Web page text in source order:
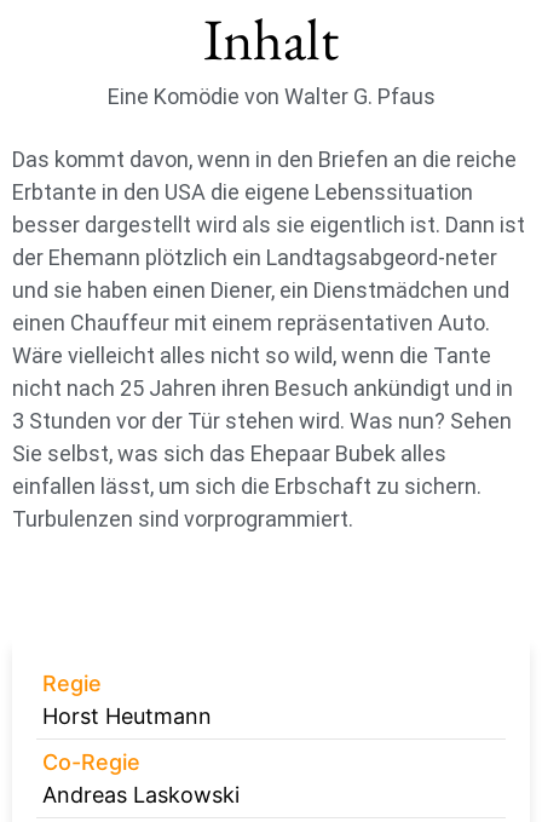
Inhalt
Eine Komödie von Walter G. Pfaus
Das kommt davon, wenn in den Briefen an die reiche
Erbtante in den USA die eigene Lebenssituation
besser dargestellt wird als sie eigentlich ist. Dann ist
der Ehemann plötzlich ein Landtagsabgeord-neter
und sie haben einen Diener, ein Dienstmädchen und
einen Chauffeur mit einem repräsentativen Auto.
Wäre vielleicht alles nicht so wild, wenn die Tante
nicht nach 25 Jahren ihren Besuch ankündigt und in
3 Stunden vor der Tür stehen wird. Was nun? Sehen
Sie selbst, was sich das Ehepaar Bubek alles
einfallen lässt, um sich die Erbschaft zu sichern.
Turbulenzen sind vorprogrammiert.
Regie
Horst Heutmann
Co-Regie
Andreas Laskowski